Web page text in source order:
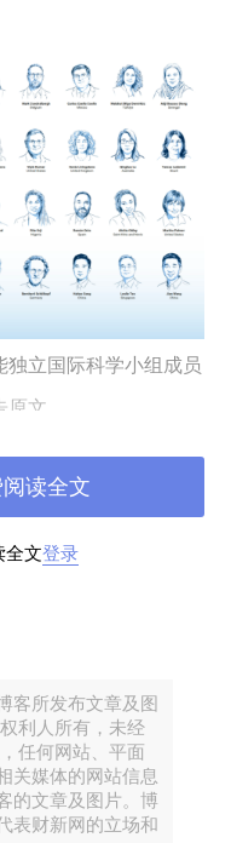
独立国际科学小组成员
原文
安全与政策伦理等方
。其中有两位来自中国
阿里云创始人、现任
海涛，多年来致力于
型结合起来。他们的
更加全面。尤其是中
球开放权重生态的重
体现。
全文登录
读全文
所发布文章及图
利人所有，未经
任何网站、平面
关媒体的网站信息
的文章及图片。博
表财新网的立场和